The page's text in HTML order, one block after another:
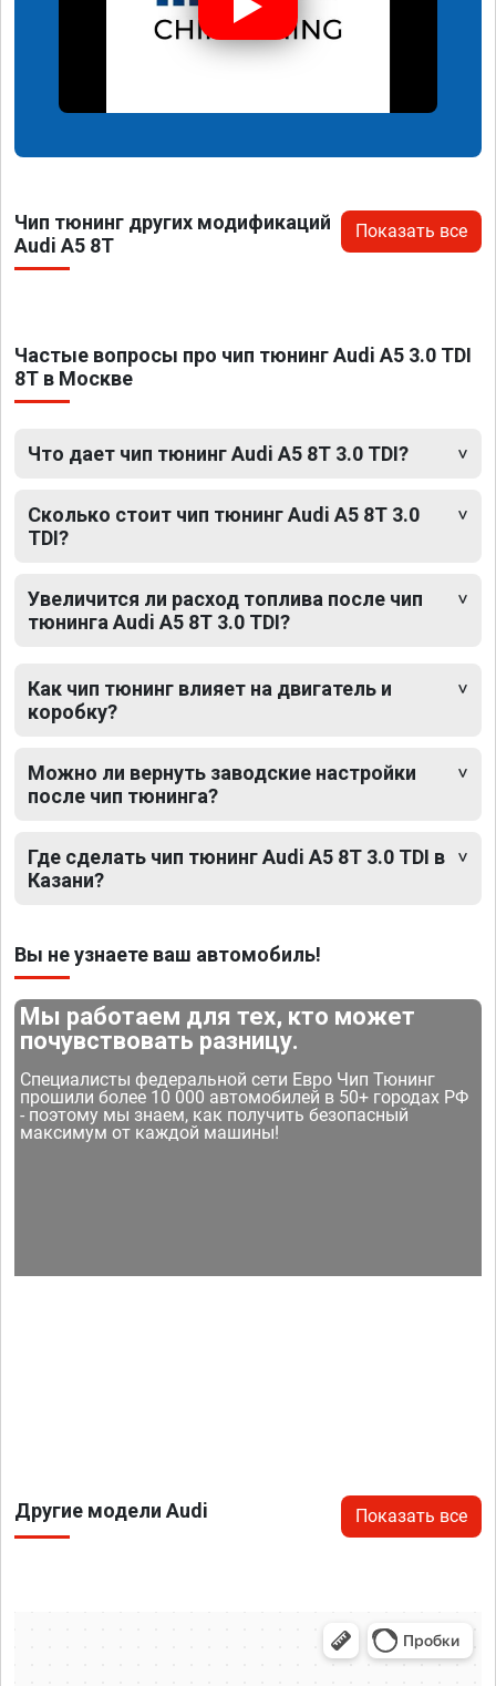
Чип тюнинг других модификаций
Audi A5 8T
Показать все
Частые вопросы про чип тюнинг Audi A5 3.0 TDI
8T в Москве
Что дает чип тюнинг Audi A5 8T 3.0 TDI?
Сколько стоит чип тюнинг Audi A5 8T 3.0
TDI?
Увеличится ли расход топлива после чип
тюнинга Audi A5 8T 3.0 TDI?
Как чип тюнинг влияет на двигатель и
коробку?
Можно ли вернуть заводские настройки
после чип тюнинга?
Где сделать чип тюнинг Audi A5 8T 3.0 TDI в
Казани?
Вы не узнаете ваш автомобиль!
Мы работаем для тех, кто может
почувствовать разницу.
Специалисты федеральной сети Евро Чип Тюнинг
прошили более 10 000 автомобилей в 50+ городах РФ
- поэтому мы знаем, как получить безопасный
максимум от каждой машины!
Другие модели Audi Показать все